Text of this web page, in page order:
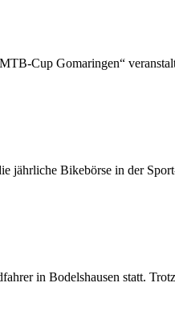
Cup Gomaringen“
jährliche Bikebörse in der
in Bodelshausen statt.